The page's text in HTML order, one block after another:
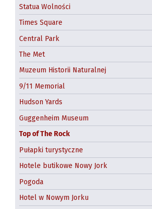
Statua Wolności
Times Square
Central Park
The Met
Muzeum Historii Naturalnej
9/11 Memorial
Hudson Yards
Guggenheim Museum
Top of The Rock
Pułapki turystyczne
Hotele butikowe Nowy Jork
Pogoda
Hotel w Nowym Jorku